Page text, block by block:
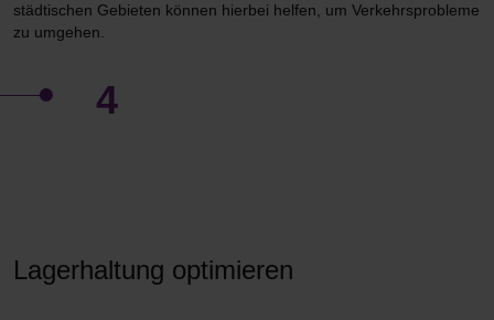
städtischen Gebieten können hierbei helfen, um Verkehrsprobleme
zu umgehen.
4
Lagerhaltung optimieren